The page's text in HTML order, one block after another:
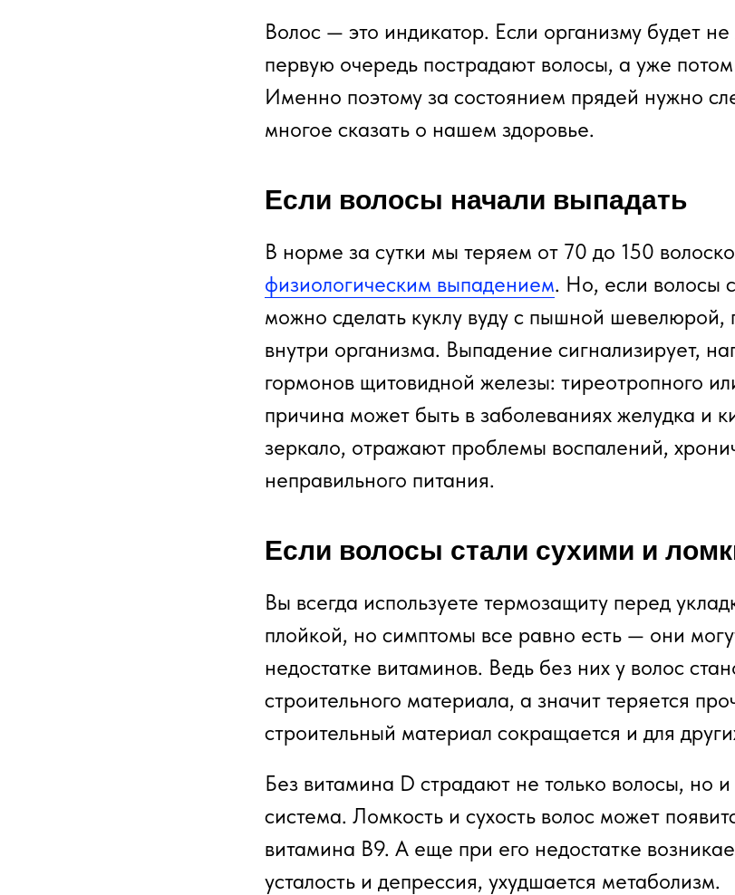
Волос — это индикатор. Если организму будет не
первую очередь пострадают волосы, а уже
Именно поэтому за состоянием прядей нужно
многое сказать о нашем здоровье.
Если волосы начали выпадать
В норме за сутки мы теряем от 70 до 150
физиологическим выпадением. Но, если волосы
можно сделать куклу вуду с пышной
внутри организма. Выпадение сигнализирует,
гормонов щитовидной железы: тиреотропного
причина может быть в заболеваниях желудка и
зеркало, отражают проблемы воспалений,
неправильного питания.
Если волосы стали сухими и
Вы всегда используете термозащиту перед
плойкой, но симптомы все равно есть — они
недостатке витаминов. Ведь без них у волос
строительного материала, а значит теряется
строительный материал сокращается и для
Без витамина D страдают не только волосы, но
система. Ломкость и сухость волос может
витамина В9. А еще при его недостатке
усталость и депрессия, ухудшается метаболизм.